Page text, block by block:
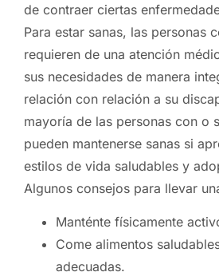
de contraer ciertas
Para estar sanas, las personas
requieren de una atención
sus necesidades de manera
relación con relación a su
mayoría de las personas con o
pueden mantenerse sanas si
estilos de vida saludables y
Algunos consejos para llevar
Manténte físicamente
Come alimentos
adecuadas.